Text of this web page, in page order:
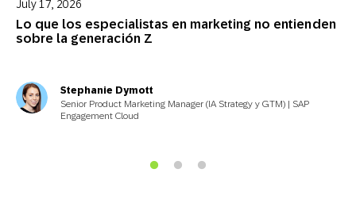
Lo que los especialistas en marketing no entienden
sobre la generación Z
July 17, 2026
Stephanie Dymott
Senior Product Marketing Manager (IA Strategy y GTM) | SAP
Engagement Cloud